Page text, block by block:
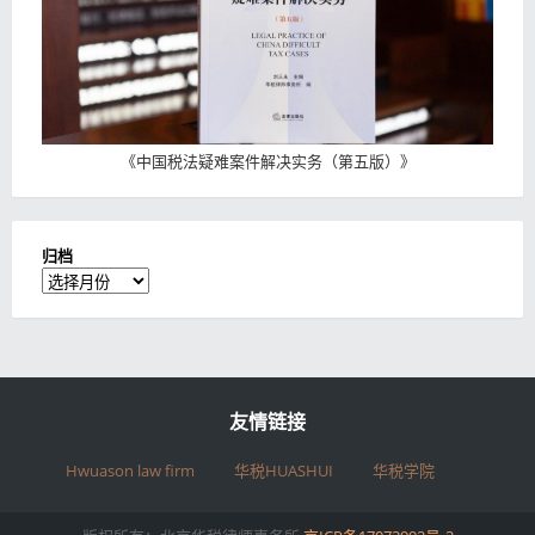
《中国税法疑难案件解决实务（第五版） 》
归档
归
档
友情链接
Hwuason law firm 华税HUASHUI 华税学院